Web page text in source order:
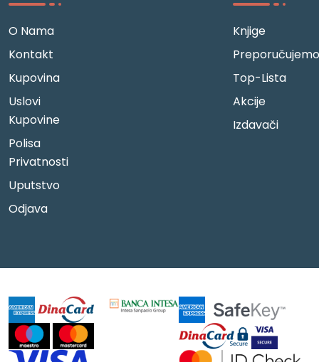
O Nama
Kontakt
Kupovina
Uslovi
Kupovine
Polisa
Privatnosti
Uputstvo
Odjava
Knjige
Preporučujemo
Top-Lista
Akcije
Izdavači